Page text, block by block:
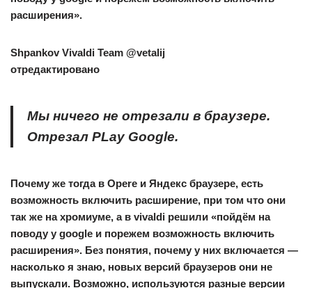
расширения».
Shpankov Vivaldi Team @vetalij
отредактировано
Мы ничего не отрезали в браузере.
Отрезал PLay Google.
Почему же тогда в Opere и Яндекс браузере, есть
возможность включить расширение, при том что они
так же на хромиуме, а в vivaldi решили «пойдём на
поводу у google и порежем возможность включить
расширения». Без понятия, почему у них включается —
насколько я знаю, новых версий браузеров они не
выпускали. Возможно, используются разные версии